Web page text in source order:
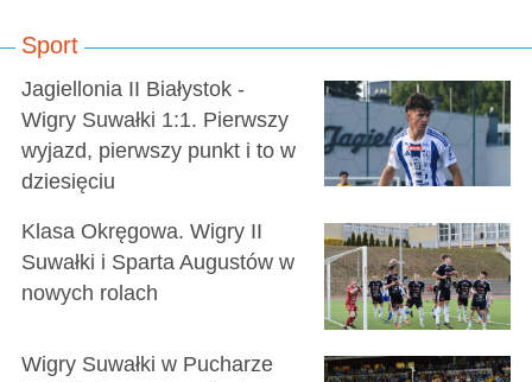
Sport
Jagiellonia II Białystok -
Wigry Suwałki 1:1. Pierwszy
wyjazd, pierwszy punkt i to w
dziesięciu
Klasa Okręgowa. Wigry II
Suwałki i Sparta Augustów w
nowych rolach
Wigry Suwałki w Pucharze